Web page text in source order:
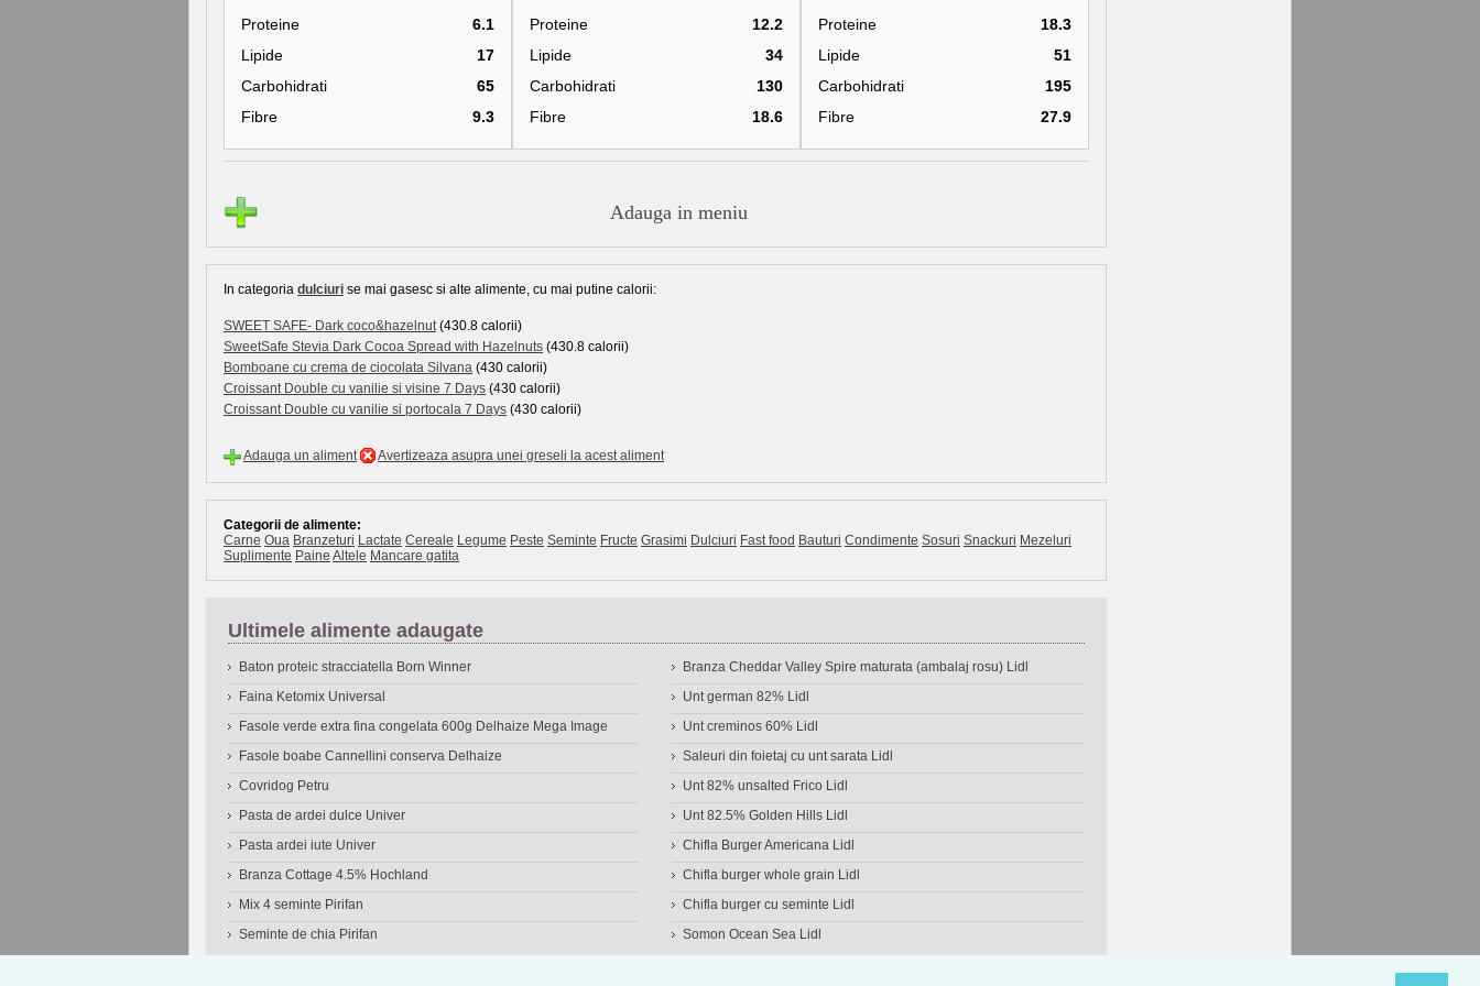
Proteine
6.1
Lipide
17
Carbohidrati
65
Fibre
9.3
Proteine
12.2
Lipide
34
Carbohidrati
130
Fibre
18.6
Proteine
18.3
Lipide
51
Carbohidrati
195
Fibre
27.9
Adauga in meniu
In categoria dulciuri se mai gasesc si alte alimente, cu mai putine calorii:
SWEET SAFE- Dark coco&hazelnut(430.8 calorii)
SweetSafe Stevia Dark Cocoa Spread with Hazelnuts (430.8 calorii)
Bomboane cu crema de ciocolata Silvana (430 calorii)
Croissant Double cu vanilie si visine 7 Days (430 calorii)
Croissant Double cu vanilie si portocala 7 Days (430 calorii)
Adauga un aliment Avertizeaza asupra unei greseli la acest aliment
Categorii de alimente:
Carne Oua Branzeturi Lactate Cereale Legume Peste Seminte Fructe Grasimi Dulciuri Fast food Bauturi Condimente Sosuri Snackuri Mezeluri
Suplimente Paine Altele Mancare gatita
Ultimele alimente adaugate
Baton proteic stracciatella Born Winner
Faina Ketomix Universal
Fasole verde extra fina congelata 600g Delhaize Mega Image
Fasole boabe Cannellini conserva Delhaize
Covridog Petru
Pasta de ardei dulce Univer
Pasta ardei iute Univer
Branza Cottage 4.5% Hochland
Mix 4 seminte Pirifan
Seminte de chia Pirifan
Branza Cheddar Valley Spire maturata (ambalaj rosu) Lidl
Unt german 82% Lidl
Unt creminos 60% Lidl
Saleuri din foietaj cu unt sarata Lidl
Unt 82% unsalted Frico Lidl
Unt 82.5% Golden Hills Lidl
Chifla Burger Americana Lidl
Chifla burger whole grain Lidl
Chifla burger cu seminte Lidl
Somon Ocean Sea Lidl